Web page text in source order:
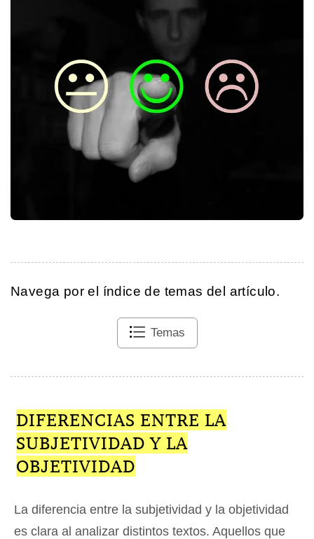
Navega por el índice de temas del artículo.
Temas
DIFERENCIAS ENTRE LA
SUBJETIVIDAD Y LA
OBJETIVIDAD
La diferencia entre la subjetividad y la objetividad
es clara al analizar distintos textos. Aquellos que